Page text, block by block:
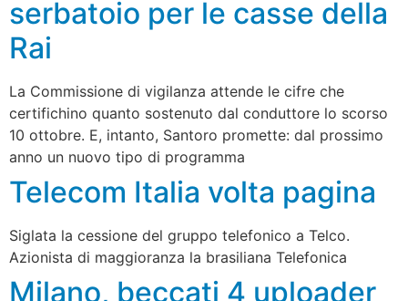
serbatoio per le casse della
Rai
La Commissione di vigilanza attende le cifre che
certifichino quanto sostenuto dal conduttore lo scorso
10 ottobre. E, intanto, Santoro promette: dal prossimo
anno un nuovo tipo di programma
Telecom Italia volta pagina
Siglata la cessione del gruppo telefonico a Telco.
Azionista di maggioranza la brasiliana Telefonica
Milano, beccati 4 uploader